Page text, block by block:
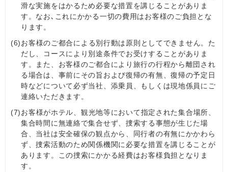
滑な実施をはかるため必要な措置を講じることがありま
す。なお､これにかかる一切の費用はお客様のご負担とな
ります。
(6)お客様のご都合による別行動は原則としてできません。た
だし、コースにより別途条件でお受けすることがありま
す。また、お客様のご都合により旅行の行程から離団され
る場合は、事前にその旨および復帰の有無、復帰の予定日
時などについて必ず当社、添乗員、もしくは現地係員にご
連絡いただきます。
(7)お客様がホテル、観光地等において指定された集合場所、
集合時間に無連絡で集合せず、捜索する事態が生じた場
合、当社は安全確保の観点から、同行者の有無にかかわら
ず、捜索活動のため関係機関に必要な措置を講じることが
あります。この捜索にかかる経費はお客様負担となりま
す。